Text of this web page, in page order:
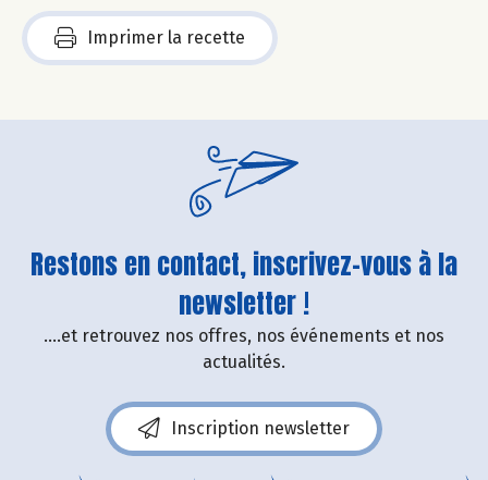
Imprimer la recette
Restons en contact, inscrivez-vous à la
newsletter !
....et retrouvez nos offres, nos événements et nos
actualités.
Inscription newsletter